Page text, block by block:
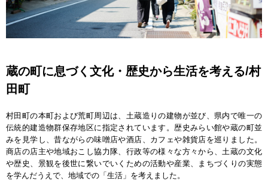
蔵の町に息づく文化・歴史から生活を考える/村
田町
村田町の本町および荒町周辺は、土蔵造りの建物が並び、県内で唯一の
伝統的建造物群保存地区に指定されています。歴史みらい館や蔵の町並
みを見学し、昔ながらの味噌店や酒店、カフェや雑貨店を巡りました。
商店の店主や地域おこし協力隊、行政等の様々な方々から、土蔵の文化
や歴史、景観を後世に繋いでいくための活動や産業、まちづくりの実態
を学んだうえで、地域での「生活」を考えました。